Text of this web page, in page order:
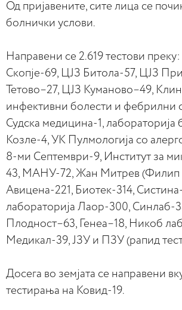
Од пријавените, сите лица се
болнички услови.
Направени се 2.619 тестови
Скопје-69, ЦЈЗ Битола-57, ЦЈЗ
Тетово–27, ЦЈЗ Куманово–49,
инфективни болести и фебрилни
Судска медицина-1, лабораторија
Козле-4, УК Пулмологија со
8-ми Септември-9, Институт за
43, МАНУ-72, Жан Митрев (Филип
Авицена-221, Биотек-314, Систина-
лабораторија Лаор-300, Синлаб-
Плодност–63, Генеа–18, Никоб
Медикал-39, ЈЗУ и ПЗУ (рапид
Досега во земјата се направени
тестирања на Ковид-19.